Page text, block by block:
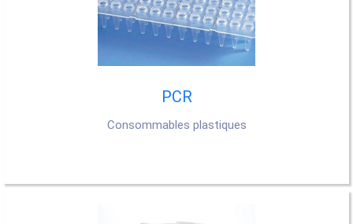
PCR
Consommables plastiques